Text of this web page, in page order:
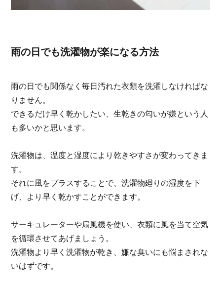
雨の日でも洗濯物が楽になる方法
雨の日でも関係なく毎日汚れた衣類を洗濯しなければな
りません。
できるだけ早く乾かしたい、生乾きの匂いが嫌という人
も多いかと思います。
洗濯物は、温度と湿度により乾きやすさが変わってきま
す。
それに風をプラスすることで、洗濯物廻りの湿度を下
げ、より早く乾かすことができます。
サーキュレーターや扇風機を使い、衣類に風を当て空気
を循環させてあげましょう。
洗濯物より早く洗濯物が乾き、嫌な臭いにも悩まされな
いはずです。